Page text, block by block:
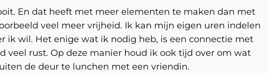
En dat heeft met meer elementen te maken dan met
veel meer vrijheid. Ik kan mijn eigen uren indelen
ik wil. Het enige wat ik nodig heb, is een connectie met
veel rust. Op deze manier houd ik ook tijd over om wat
de deur te lunchen met een vriendin.